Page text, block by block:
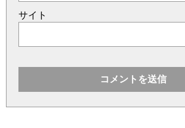
サイト